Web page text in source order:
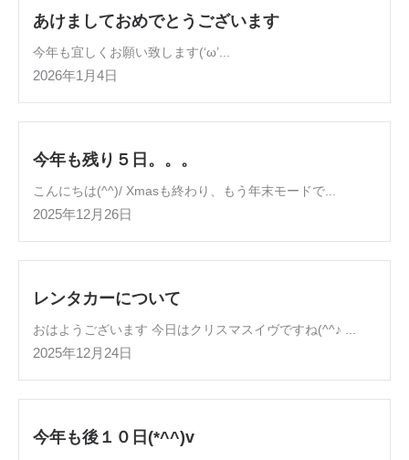
あけましておめでとうございます
今年も宜しくお願い致します(‘ω’...
2026年1月4日
今年も残り５日。。。
こんにちは(^^)/ Xmasも終わり、もう年末モードで...
2025年12月26日
レンタカーについて
おはようございます 今日はクリスマスイヴですね(^^♪ ...
2025年12月24日
今年も後１０日(*^^)v